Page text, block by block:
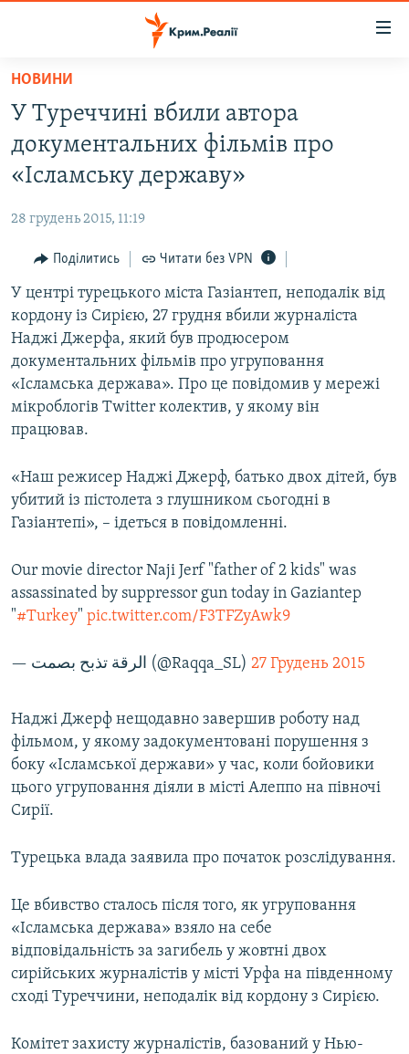
Перейти
основного
матеріалу
Перейти
до
основної
навігації
Перейти
пошуку
ВОДА.КРИМ
ВІДЕО ТА ФОТО
БЛОГИ
ПОГЛЯД
ІНТЕРВ'Ю
ВСЕ ЗА ДЕНЬ
СПЕЦПРОЕКТИ
ДЕПОРТАЦІЯ
ВІДЕОУРОКИ «ELIFBE»
УКРАЇНСЬКА ПРОБЛЕМА КРИМУ
ІНФОГРАФІКА
ЯК ОБІЙТИ БЛОКУВАННЯ
Русский
Qırımtatar
ДОЛУЧАЙСЯ!
Усі сайти RFE/RL
НОВИНИ
У Туреччині вбили автора
документальних фільмів про
«Ісламську державу»
28 грудень 2015, 11:19
Поділитись Читати без VPN
У центрі турецького міста Газіантеп, неподалік від
кордону із Сирією, 27 грудня вбили журналіста
Наджі Джерфа, який був продюсером
документальних фільмів про угруповання
«Ісламська держава». Про це повідомив у мережі
мікроблогів Twitter колектив, у якому він
працював.
«Наш режисер Наджі Джерф, батько двох дітей, був
убитий із пістолета з глушником сьогодні в
Газіантепі», – ідеться в повідомленні.
Our movie director Naji Jerf "father of 2 kids" was
assassinated by suppressor gun today in Gaziantep
"#Turkey" pic.twitter.com/F3TFZyAwk9
— الرقة تذبح بصمت (@Raqqa_SL) 27 Грудень 2015
Наджі Джерф нещодавно завершив роботу над
фільмом, у якому задокументовані порушення з
боку «Ісламської держави» у час, коли бойовики
цього угруповання діяли в місті Алеппо на півночі
Сирії.
Турецька влада заявила про початок розслідування.
Це вбивство сталось після того, як угруповання
«Ісламська держава» взяло на себе
відповідальність за загибель у жовтні двох
сирійських журналістів у місті Урфа на південному
сході Туреччини, неподалік від кордону з Сирією.
Комітет захисту журналістів, базований у Нью-